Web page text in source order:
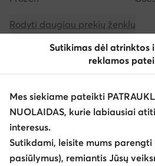
Rodyti daugiau prekių ženklų
Sutikimas dėl atrinktos
reklamos
Mes siekiame pateikti
NUOLAIDAS, kurie labiausiai
interesus.
Sutikdami, leisite mums
pasiūlymus), remiantis Jūsų